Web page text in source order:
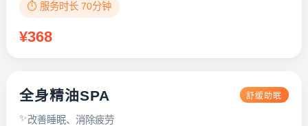
⏱️ 服务时长 70分钟
¥368
全身精油SPA 舒缓助眠
改善睡眠、消除疲劳